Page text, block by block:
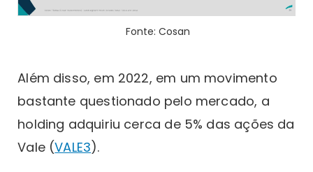
Fonte: Cosan
Além disso, em 2022, em um movimento
bastante questionado pelo mercado, a
holding adquiriu cerca de 5% das ações da
Vale (VALE3).